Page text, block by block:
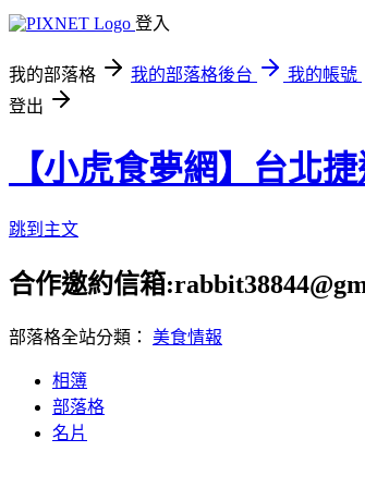
登入
我的部落格 我的部落格後台
我的帳號
登出
【小虎食夢網】台北
跳到主文
合作邀約信箱
部落格全站分類： 美食情報
相簿
部落格
名片